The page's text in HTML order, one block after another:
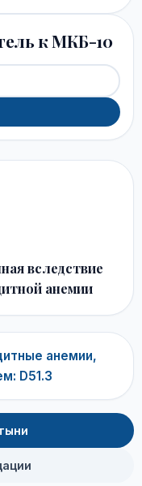
к МКБ-10
вследствие
анемии
анемии,
D51.3